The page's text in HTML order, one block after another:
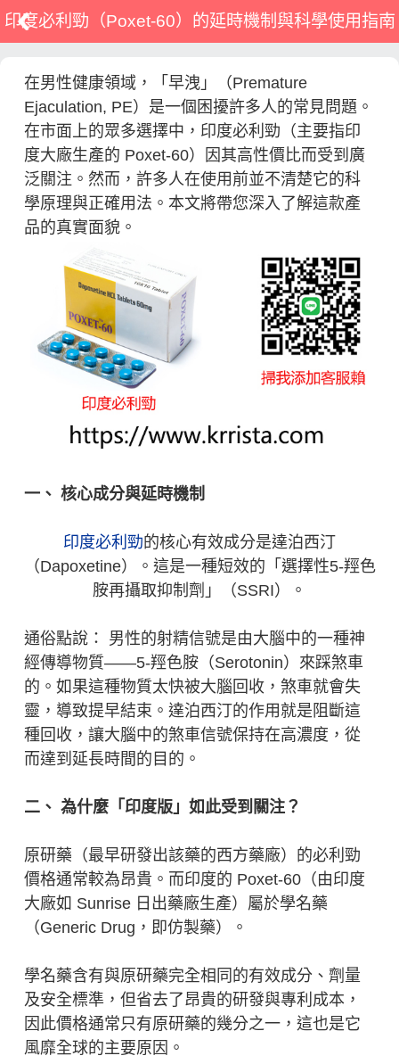
印度必利勁（Poxet-60）的延時機制與科學使用指南
在男性健康領域，「早洩」（Premature
Ejaculation, PE）是一個困擾許多人的常見問題。
在市面上的眾多選擇中，印度必利勁（主要指印
度大廠生產的 Poxet-60）因其高性價比而受到廣
泛關注。然而，許多人在使用前並不清楚它的科
學原理與正確用法。本文將帶您深入了解這款產
品的真實面貌。
一、 核心成分與延時機制
印度必利勁的核心有效成分是達泊西汀
（Dapoxetine）。這是一種短效的「選擇性5-羥色
胺再攝取抑制劑」（SSRI）。
通俗點說： 男性的射精信號是由大腦中的一種神
經傳導物質——5-羥色胺（Serotonin）來踩煞車
的。如果這種物質太快被大腦回收，煞車就會失
靈，導致提早結束。達泊西汀的作用就是阻斷這
種回收，讓大腦中的煞車信號保持在高濃度，從
而達到延長時間的目的。
二、 為什麼「印度版」如此受到關注？
原研藥（最早研發出該藥的西方藥廠）的必利勁
價格通常較為昂貴。而印度的 Poxet-60（由印度
大廠如 Sunrise 日出藥廠生產）屬於學名藥
（Generic Drug，即仿製藥）。
學名藥含有與原研藥完全相同的有效成分、劑量
及安全標準，但省去了昂貴的研發與專利成本，
因此價格通常只有原研藥的幾分之一，這也是它
風靡全球的主要原因。